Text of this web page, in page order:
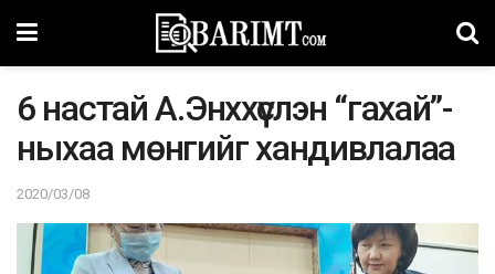
6 нacтaй А.Энxxүслэн “гaxaй”-
ныxaa мөнгийг xaндивлaлaa
2020/03/08